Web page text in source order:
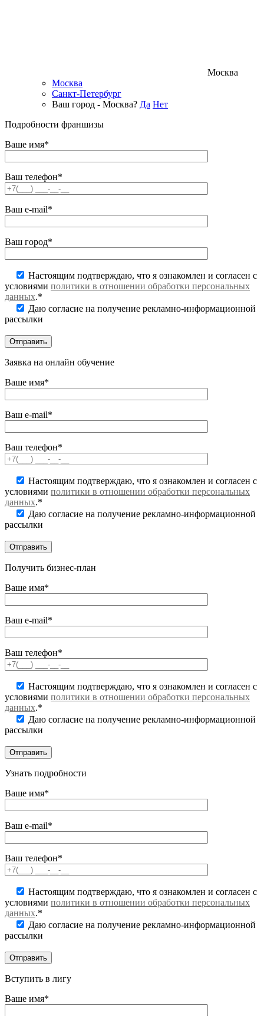
Москва
Москва
Санкт-Петербург
Ваш город - Москва? Да Нет
Подробности франшизы
Ваше имя*
Ваш телефон*
Ваш e-mail*
Ваш город*
Настоящим подтверждаю, что я ознакомлен и согласен с
условиями политики в отношении обработки персональных
данных.*
Даю согласие на получение рекламно-информационной
рассылки
Заявка на онлайн обучение
Ваше имя*
Ваш e-mail*
Ваш телефон*
Настоящим подтверждаю, что я ознакомлен и согласен с
условиями политики в отношении обработки персональных
данных.*
Даю согласие на получение рекламно-информационной
рассылки
Получить бизнес-план
Ваше имя*
Ваш e-mail*
Ваш телефон*
Настоящим подтверждаю, что я ознакомлен и согласен с
условиями политики в отношении обработки персональных
данных.*
Даю согласие на получение рекламно-информационной
рассылки
Узнать подробности
Ваше имя*
Ваш e-mail*
Ваш телефон*
Настоящим подтверждаю, что я ознакомлен и согласен с
условиями политики в отношении обработки персональных
данных.*
Даю согласие на получение рекламно-информационной
рассылки
Вступить в лигу
Ваше имя*